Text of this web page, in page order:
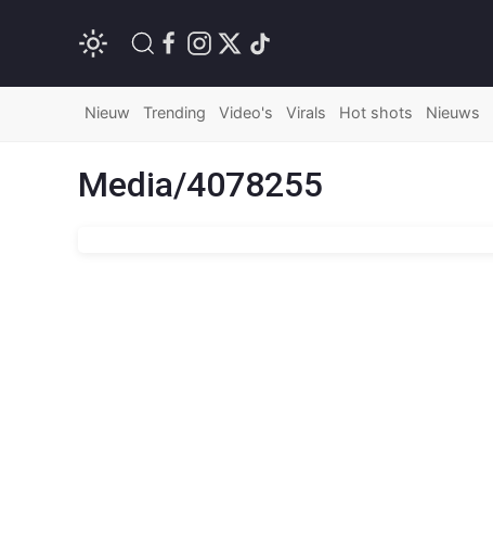
Nieuw Trending Video's Virals Hot shots Nieuws
Media/4078255